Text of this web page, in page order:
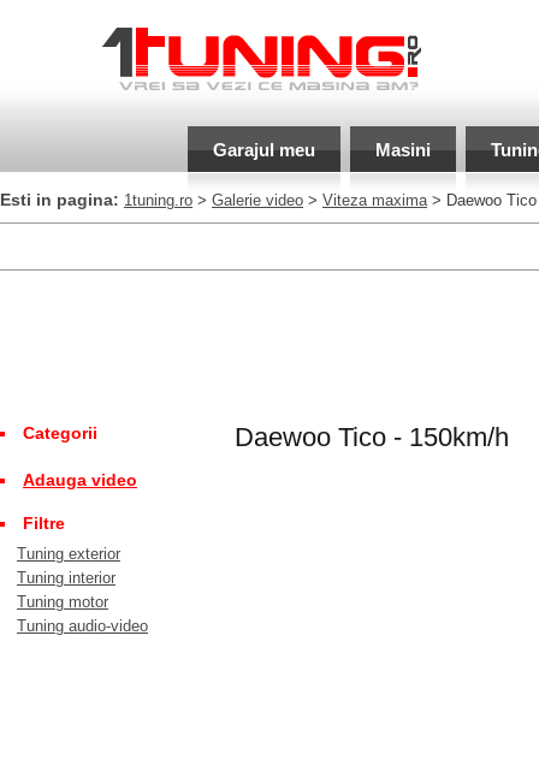
Garajul meu Masini
Esti in pagina: 1tuning.ro > Galerie video > Viteza maxima> Daewoo
Categorii
Adauga video
Filtre
Tuning exterior
Tuning interior
Tuning motor
Tuning audio-video
Daewoo Tico - 150km/h